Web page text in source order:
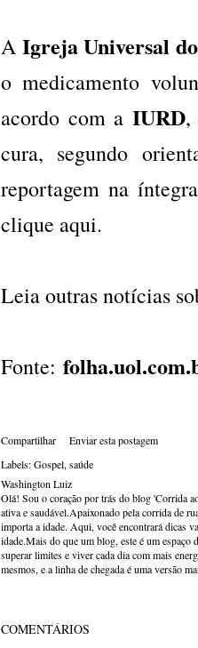
A Igreja Universal
o medicamento
acordo com a IURD,
cura, segundo
reportagem na
clique aqui.
Leia outras notícias
Fonte:
Compartilhar
Enviar esta postagem
Labels:Gospel saúde
Washington Luiz
Olá! Sou o coração por trás do blog 'Corrida
ativa e saudável.Apaixonado pela corrida de
importa a idade. Aqui, você encontrará dicas
idade.Mais do que um blog, este é um espaço
superar limites e viver cada dia com mais
mesmos, e a linha de chegada é uma versão
COMENTÁRIOS